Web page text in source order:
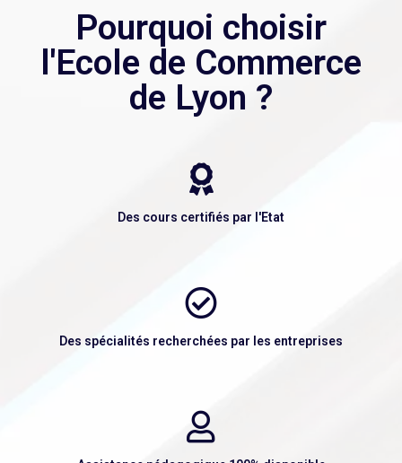
Pourquoi choisir
l'Ecole de Commerce
de Lyon ?
Des cours certifiés par l'Etat
Des spécialités recherchées par les entreprises